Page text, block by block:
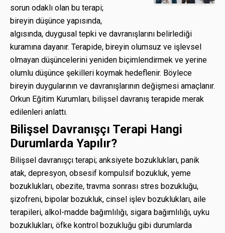
sorun odaklı olan bu terapi;
bireyin düşünce yapısında,
algısında, duygusal tepki ve davranışlarını belirlediği
kuramına dayanır. Terapide, bireyin olumsuz ve işlevsel
olmayan düşüncelerini yeniden biçimlendirmek ve yerine
olumlu düşünce şekilleri koymak hedeflenir. Böylece
bireyin duygularının ve davranışlarının değişmesi amaçlanır.
Orkun Eğitim Kurumları, bilişsel davranış terapide merak
edilenleri anlattı.
Bilişsel Davranışçı Terapi Hangi
Durumlarda Yapılır?
Bilişsel davranışçı terapi; anksiyete bozuklukları, panik
atak, depresyon, obsesif kompulsif bozukluk, yeme
bozuklukları, obezite, travma sonrası stres bozukluğu,
şizofreni, bipolar bozukluk, cinsel işlev bozuklukları, aile
terapileri, alkol-madde bağımlılığı, sigara bağımlılığı, uyku
bozuklukları, öfke kontrol bozukluğu gibi durumlarda